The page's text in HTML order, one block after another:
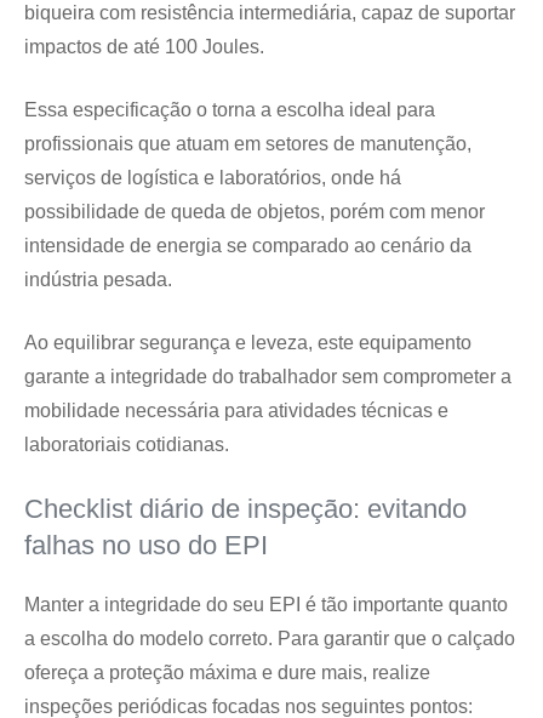
biqueira com resistência intermediária, capaz de suportar
impactos de até 100 Joules.
Essa especificação o torna a escolha ideal para
profissionais que atuam em setores de manutenção,
serviços de logística e laboratórios, onde há
possibilidade de queda de objetos, porém com menor
intensidade de energia se comparado ao cenário da
indústria pesada.
Ao equilibrar segurança e leveza, este equipamento
garante a integridade do trabalhador sem comprometer a
mobilidade necessária para atividades técnicas e
laboratoriais cotidianas.
Checklist diário de inspeção: evitando
falhas no uso do EPI
Manter a integridade do seu EPI é tão importante quanto
a escolha do modelo correto. Para garantir que o calçado
ofereça a proteção máxima e dure mais, realize
inspeções periódicas focadas nos seguintes pontos: